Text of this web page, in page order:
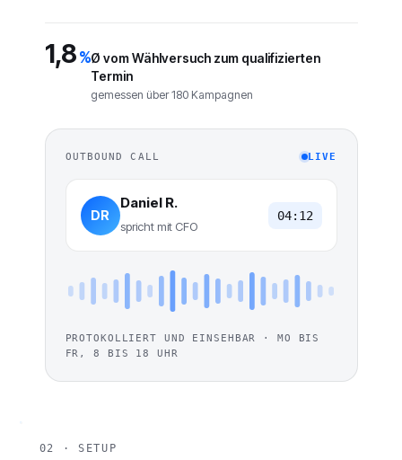
1,8%Ø vom Wählversuch zum qualifizierten
Termin
gemessen über 180 Kampagnen
OUTBOUND CALL LIVE
DR
Daniel R.
spricht mit CFO
04:12
PROTOKOLLIERT UND EINSEHBAR · MO BIS
FR, 8 BIS 18 UHR
02 · SETUP